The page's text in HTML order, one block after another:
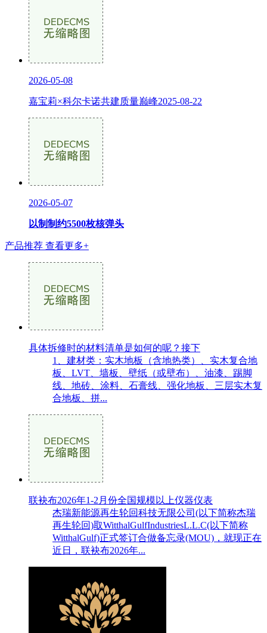
2026-05-08
嘉宝莉×科尔卡诺共建质量巅峰2025-08-22
2026-05-07
以制制约5500枚核弹头
产品推荐 查看更多+
具体拆修时的材料清单是如何的呢？接下
1、建材类：实木地板（含地热类）、实木复合地
板、LVT、墙板、壁纸（或壁布）、油漆、踢脚
线、地砖、涂料、石膏线、强化地板、三层实木复
合地板、拼...
联袂布2026年1-2月份全国规模以上仪器仪表
杰瑞新能源再生轮回科技无限公司(以下简称杰瑞
再生轮回)取WitthalGulfIndustriesL.L.C(以下简称
WitthalGulf)正式签订合做备忘录(MOU)，就现正在
近日，联袂布2026年...